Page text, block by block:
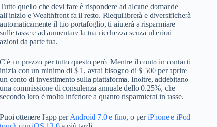
Tutto quello che devi fare è rispondere ad alcune domande
all'inizio e Wealthfront fa il resto. Riequilibrerà e diversificherà
automaticamente il tuo portafoglio, ti aiuterà a risparmiare
sulle tasse e ad aumentare la tua ricchezza senza ulteriori
azioni da parte tua.
C'è un prezzo per tutto questo però. Mentre il conto in contanti
inizia con un minimo di $ 1, avrai bisogno di $ 500 per aprire
un conto di investimento sulla piattaforma. Inoltre, addebitano
una commissione di consulenza annuale dello 0.25%, che
secondo loro è molto inferiore a quanto risparmierai in tasse.
Puoi ottenere l'app perAndroid 7.0 e fino, o periPhone e iPod